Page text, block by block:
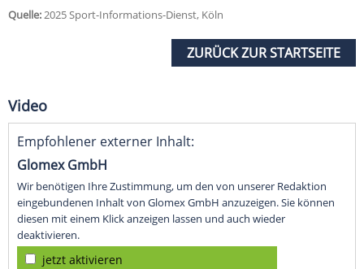
Quelle:2025 Sport-Informations-Dienst, Köln
ZURÜCK ZUR STARTSEITE
Video
Empfohlener externer Inhalt:
Glomex GmbH
Wir benötigen Ihre Zustimmung, um den von unserer Redaktion
eingebundenen Inhalt von Glomex GmbH anzuzeigen. Sie können
diesen mit einem Klick anzeigen lassen und auch wieder
deaktivieren.
jetzt aktivieren